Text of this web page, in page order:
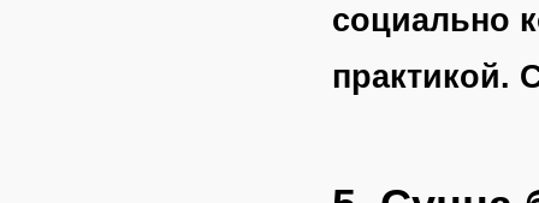
социально
практикой.